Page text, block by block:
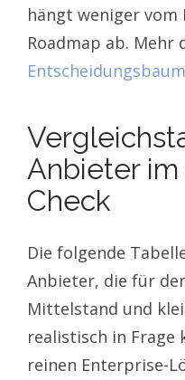
hängt weniger vom
Roadmap ab. Mehr
Anbieter
Check
Die folgende
Anbieter, die für
Mittelstand und
realistisch in Frage
reinen Enterprise-